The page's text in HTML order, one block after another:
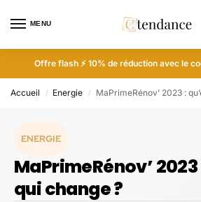
MENU
Offre flash ⚡ 10% de réduction avec le
Accueil / Energie / MaPrimeRénov’ 2023 :
ENERGIE
MaPrimeRénov’
qui change ?